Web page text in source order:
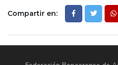
Compartir en: